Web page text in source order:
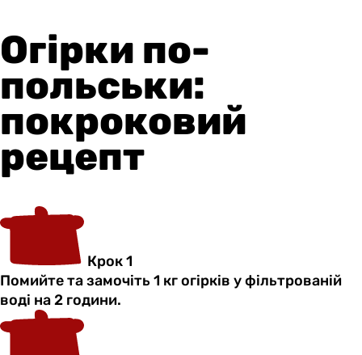
Огірки по-
польськи:
покроковий
рецепт
Крок 1
Помийте та замочіть 1 кг огірків у фільтрованій
воді на 2 години.